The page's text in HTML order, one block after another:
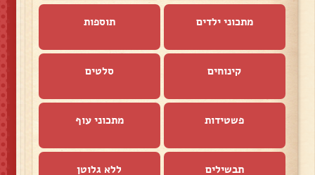
מתכוני ילדים תוספות
קינוחים סלטים
פשטידות מתכוני עוף
תבשילים ללא גלוטן